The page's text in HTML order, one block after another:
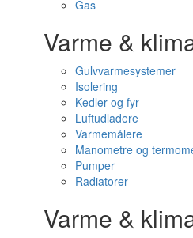
Gas
Varme &
Gulvvarmesystemer
Isolering
Kedler og fyr
Luftudladere
Varmemålere
Manometre og
Pumper
Radiatorer
Varme &